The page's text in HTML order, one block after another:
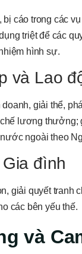
cáo trong các
triệt để các
hình sự.
và Lao
giải thể,
lương
ngoài theo
đình
giải quyết
các bên yếu thế.
và